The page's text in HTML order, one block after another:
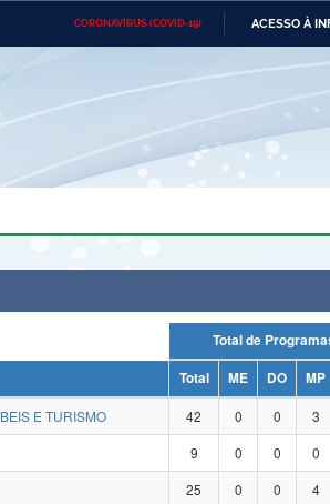
CORONAVÍRUS (COVID-19) ACESSO À
Ministério das Relações
do Desenvolvimento
Geral da União Banco Central do
Total ME DO MP
E TURISMO
42 0 0 3
9 0 0 0
25 0 0 4